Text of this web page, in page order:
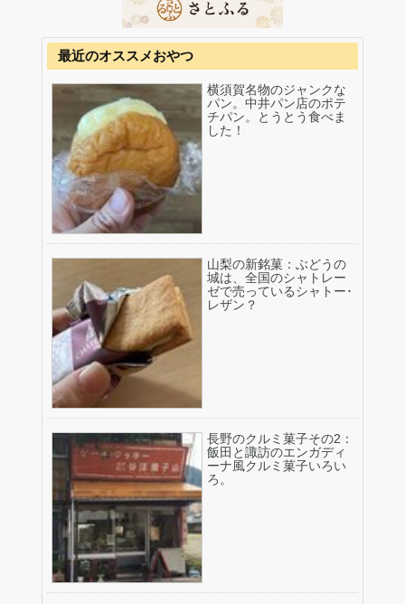
最近のオススメおやつ
横須賀名物のジャンクな
パン。中井パン店のポテ
チパン。とうとう食べま
した！
山梨の新銘菓：ぶどうの
城は、全国のシャトレー
ゼで売っているシャトー･
レザン？
長野のクルミ菓子その2：
飯田と諏訪のエンガディ
ーナ風クルミ菓子いろい
ろ。